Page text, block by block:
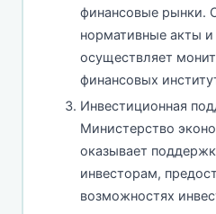
финансовые рынки.
нормативные акты
осуществляет
финансовых
Инвестиционная
Министерство
оказывает
инвесторам,
возможностях